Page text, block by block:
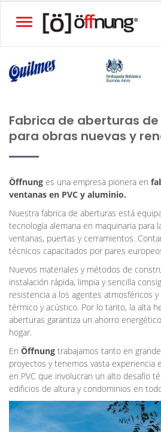
Toggle
navigation
Fabrica de aberturas de
para obras nuevas y
Öffnung es una empresa pionera en
ventanas en PVC y aluminio.
Nuestra fabrica de aberturas está
tecnología alemana en maquinaria para
ventanas, puertas y cerramientos.
técnicos capacitados por pares
Nuevos materiales y métodos de
instalación rápida, limpia y sencilla
resistencia a los agentes atmosféricos
térmico y acústico. Por lo tanto, la alta
aberturas garantiza un ahorro
hogar.
En Öffnung trabajamos tanto en
proyectos y tenemos vasta experiencia
en PVC que involucran un alto desafío
edificios de altura y condominios en